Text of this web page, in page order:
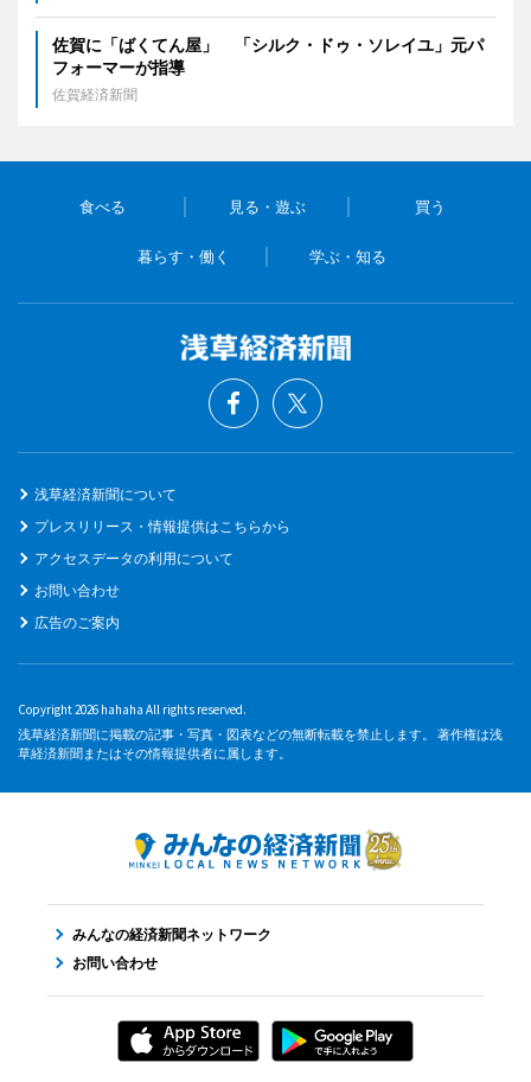
佐賀に「ばくてん屋」 「シルク・ドゥ・ソレイユ」元パ
フォーマーが指導
佐賀経済新聞
食べる 見る・遊ぶ 買う
暮らす・働く 学ぶ・知る
浅草経済新聞について
プレスリリース・情報提供はこちらから
アクセスデータの利用について
お問い合わせ
広告のご案内
Copyright 2026 hahaha All rights reserved.
浅草経済新聞に掲載の記事・写真・図表などの無断転載を禁止します。 著作権は浅
草経済新聞またはその情報提供者に属します。
みんなの経済新聞ネットワーク
お問い合わせ